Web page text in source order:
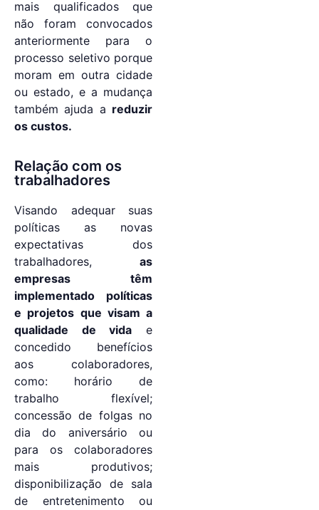
mais qualificados que
não foram convocados
anteriormente para o
processo seletivo porque
moram em outra cidade
ou estado, e a mudança
também ajuda a reduzir
os custos.
Relação com os
trabalhadores
Visando adequar suas
políticas as novas
expectativas dos
trabalhadores, as
empresas têm
implementado políticas
e projetos que visam a
qualidade de vida e
concedido benefícios
aos colaboradores,
como: horário de
trabalho flexível;
concessão de folgas no
dia do aniversário ou
para os colaboradores
mais produtivos;
disponibilização de sala
de entretenimento ou